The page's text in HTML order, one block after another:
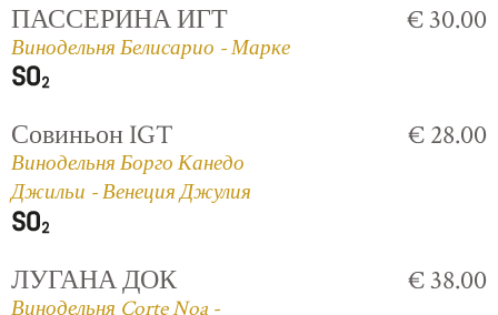
ПАССЕРИНА ИГТ
Винодельня Белисарио - Марке
€ 30.00
Совиньон IGT
Винодельня Борго Канедо
Джильи - Венеция Джулия
€ 28.00
ЛУГАНА ДОК
Винодельня Corte Noa -
€ 38.00